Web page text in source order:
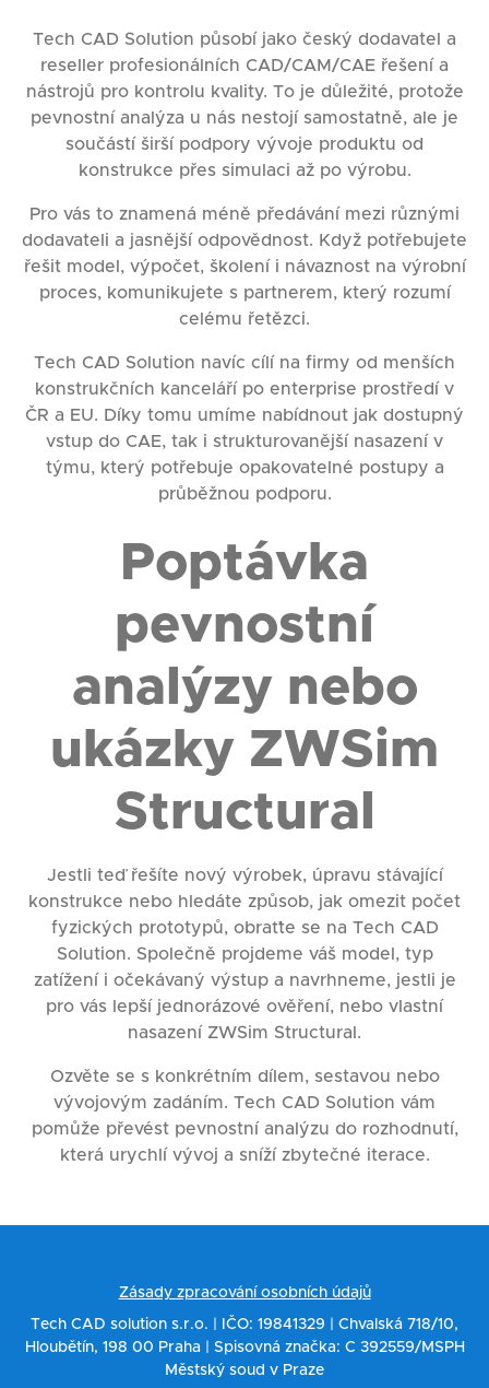
Tech CAD Solution působí jako český dodavatel a
reseller profesionálních CAD/CAM/CAE řešení a
nástrojů pro kontrolu kvality. To je důležité, protože
pevnostní analýza u nás nestojí samostatně, ale je
součástí širší podpory vývoje produktu od
konstrukce přes simulaci až po výrobu.
Pro vás to znamená méně předávání mezi různými
dodavateli a jasnější odpovědnost. Když potřebujete
řešit model, výpočet, školení i návaznost na výrobní
proces, komunikujete s partnerem, který rozumí
celému řetězci.
Tech CAD Solution navíc cílí na firmy od menších
konstrukčních kanceláří po enterprise prostředí v
ČR a EU. Díky tomu umíme nabídnout jak dostupný
vstup do CAE, tak i strukturovanější nasazení v
týmu, který potřebuje opakovatelné postupy a
průběžnou podporu.
Poptávka
pevnostní
analýzy nebo
ukázky ZWSim
Structural
Jestli teď řešíte nový výrobek, úpravu stávající
konstrukce nebo hledáte způsob, jak omezit počet
fyzických prototypů, obraťte se na Tech CAD
Solution. Společně projdeme váš model, typ
zatížení i očekávaný výstup a navrhneme, jestli je
pro vás lepší jednorázové ověření, nebo vlastní
nasazení ZWSim Structural.
Ozvěte se s konkrétním dílem, sestavou nebo
vývojovým zadáním. Tech CAD Solution vám
pomůže převést pevnostní analýzu do rozhodnutí,
která urychlí vývoj a sníží zbytečné iterace.
Zásady zpracování osobních údajů
Tech CAD solution s.r.o. | IČO: 19841329 | Chvalská 718/10,
Hloubětín, 198 00 Praha | Spisovná značka: C 392559/MSPH
Městský soud v Praze